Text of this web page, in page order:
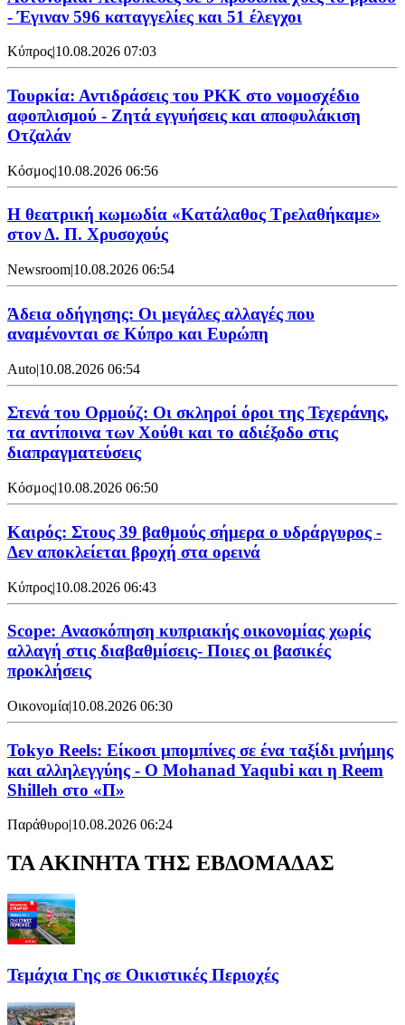
- Έγιναν 596 καταγγελίες και 51 έλεγχοι
Κύπρος|10.08.2026 07:03
Τουρκία: Αντιδράσεις του PKK στο νομοσχέδιο
αφοπλισμού - Ζητά εγγυήσεις και αποφυλάκιση
Οτζαλάν
Κόσμος|10.08.2026 06:56
Η θεατρική κωμωδία «Κατάλαθος Τρελαθήκαμε»
στον Δ. Π. Χρυσοχούς
Newsroom|10.08.2026 06:54
Άδεια οδήγησης: Οι μεγάλες αλλαγές που
αναμένονται σε Κύπρο και Ευρώπη
Auto|10.08.2026 06:54
Στενά του Ορμούζ: Οι σκληροί όροι της Τεχεράνης,
τα αντίποινα των Χούθι και το αδιέξοδο στις
διαπραγματεύσεις
Κόσμος|10.08.2026 06:50
Καιρός: Στους 39 βαθμούς σήμερα ο υδράργυρος -
Δεν αποκλείεται βροχή στα ορεινά
Κύπρος|10.08.2026 06:43
Scope: Ανασκόπηση κυπριακής οικονομίας χωρίς
αλλαγή στις διαβαθμίσεις- Ποιες οι βασικές
προκλήσεις
Οικονομία|10.08.2026 06:30
Tokyo Reels: Είκοσι μπομπίνες σε ένα ταξίδι μνήμης
και αλληλεγγύης - Ο Mohanad Yaqubi και η Reem
Shilleh στο «Π»
Παράθυρο|10.08.2026 06:24
ΤΑ ΑΚΙΝΗΤΑ ΤΗΣ ΕΒΔΟΜΑΔΑΣ
Τεμάχια Γης σε Οικιστικές Περιοχές